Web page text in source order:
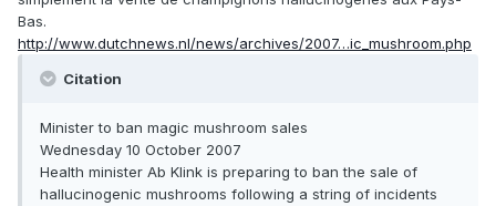
Bas.
http://www.dutchnews.nl/news/archives/2007…ic_mushroom.php
Citation
Minister to ban magic mushroom sales
Wednesday 10 October 2007
Health minister Ab Klink is preparing to ban the sale of
hallucinogenic mushrooms following a string of incidents